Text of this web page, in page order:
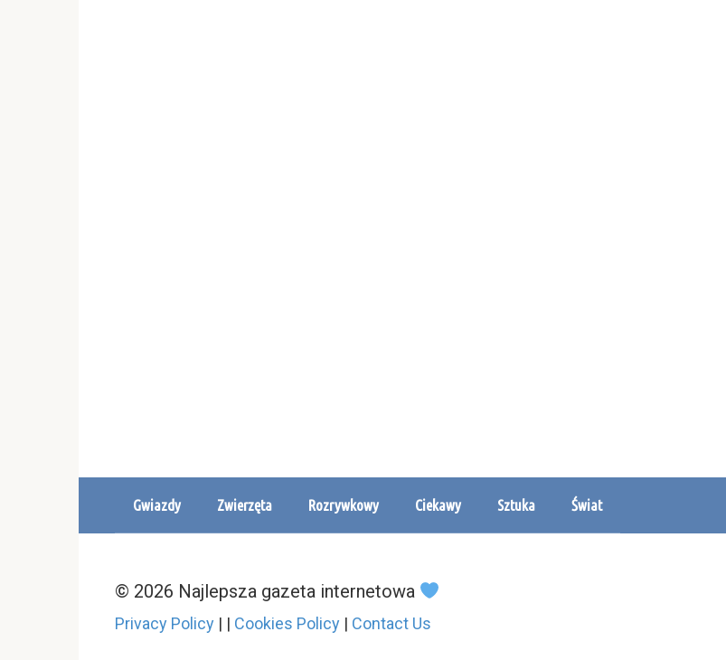
Gwiazdy Zwierzęta Rozrywkowy Ciekawy Sztuka Świat
© 2026 Najlepsza gazeta internetowa
Privacy Policy | | Cookies Policy | Contact Us